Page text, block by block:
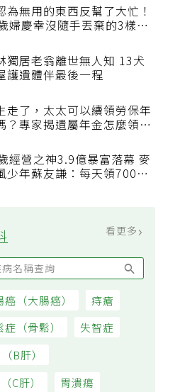
為無用的東西反幫了大忙！
歲婦慶幸沒隨手丟棄的3樣物
獨居老翁離世無人知 13犬
屋護遺體伴最後一程
走了，太太可以續領勞保年
順位還要看資格
經營之神3.9億暴富落幕 麥